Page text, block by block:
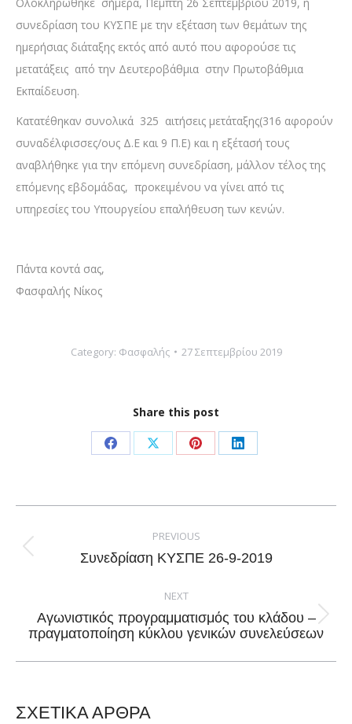
συνεδρίαση του ΚΥΣΠΕ με την εξέταση των θεμάτων της
ημερήσιας διάταξης εκτός από αυτό που αφορούσε τις
μετατάξεις από την Δευτεροβάθμια στην Πρωτοβάθμια
Εκπαίδευση.
Κατατέθηκαν συνολικά 325 αιτήσεις μετάταξης(316 αφορούν
συναδέλφισσες/ους Δ.Ε και 9 Π.Ε) και η εξέτασή τους
αναβλήθηκε για την επόμενη συνεδρίαση, μάλλον τέλος της
επόμενης εβδομάδας, προκειμένου να γίνει από τις
υπηρεσίες του Υπουργείου επαλήθευση των κενών.
Πάντα κοντά σας,
Φασφαλής Νίκος
Category: Φασφαλής 27 Σεπτεμβρίου 2019
Share this post
Share
Facebook
Share
X
Share
Pinterest
Share
LinkedIn
navigation
PREVIOUS
Previous
Συνεδρίαση ΚΥΣΠΕ 26-9-2019
NEXT
Next
post:
Αγωνιστικός προγραμματισμός του κλάδου –
πραγματοποίηση κύκλου γενικών συνελεύσεων
ΣΧΕΤΙΚΑ ΑΡΘΡΑ